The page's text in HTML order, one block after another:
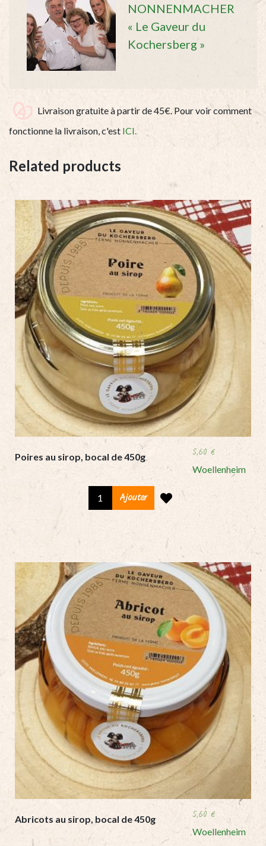
NONNENMACHER
« Le Gaveur du
Kochersberg »
Livraison gratuite à partir de 45€. Pour voir comment
fonctionne la livraison, c'est ICI.
Related products
Poires au sirop, bocal de 450g 5,60 €
Woellenheim
Poires
450g
quantity
Ajouter
Abricots au sirop, bocal de 450g 5,60 €
Woellenheim